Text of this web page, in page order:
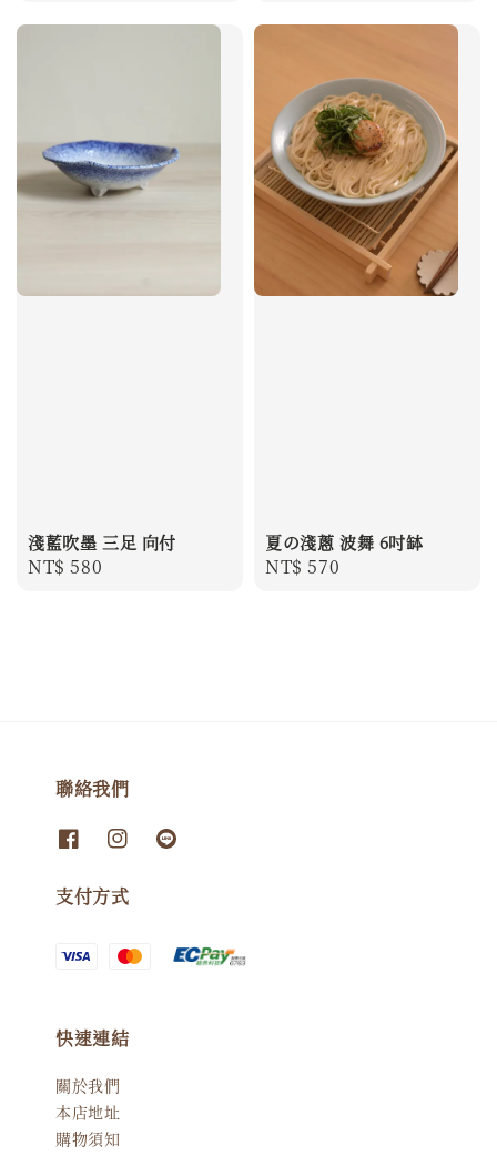
淺藍吹墨 三足 向付
Regular
NT$ 580
夏の淺蔥 波舞 6吋缽
Regular
NT$ 570
聯絡我們
支付方式
快速連結
關於我們
本店地址
購物須知